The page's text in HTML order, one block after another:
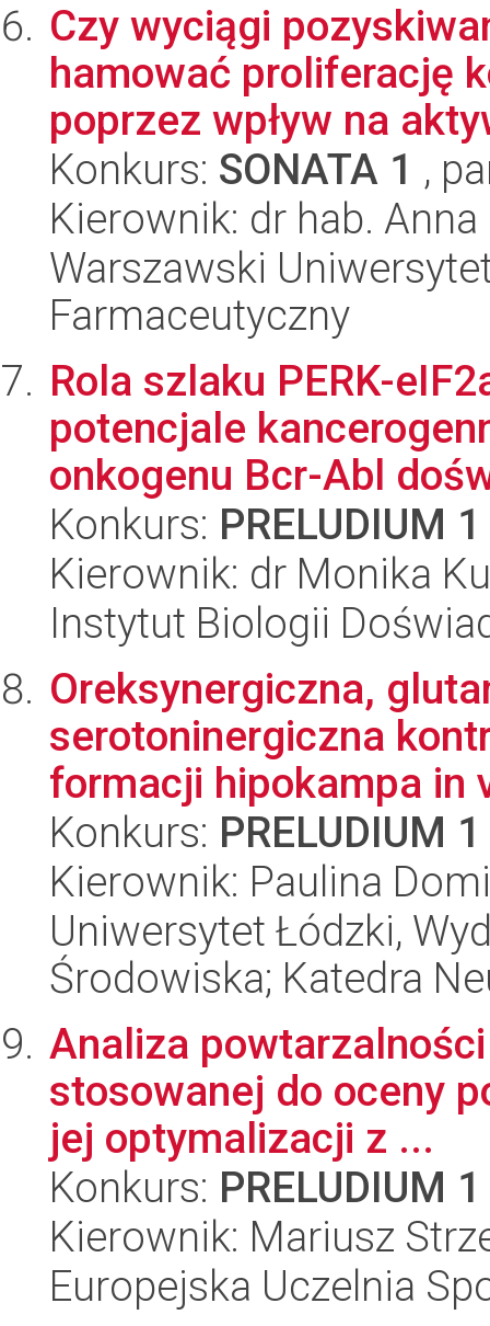
Czy wyciągi
hamować proliferację
poprzez wpływ na
Konkurs: SONATA 1 ,
Kierownik: dr hab.
Warszawski
Farmaceutyczny
Rola szlaku PERK-
potencjale
onkogenu Bcr-Abl
Konkurs: PRELUDIUM 1
Kierownik: dr Monika
Instytut Biologii
Oreksynergiczna,
serotoninergiczna
formacji hipokampa in
Konkurs: PRELUDIUM 1
Kierownik: Paulina
Uniwersytet Łódzki,
Środowiska; Katedra
Analiza
stosowanej do oceny
jej optymalizacji z ...
Konkurs: PRELUDIUM 1
Kierownik: Mariusz
Europejska Uczelnia